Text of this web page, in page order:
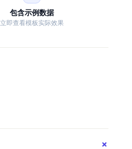
包含示例数据
立即查看模板实际效果